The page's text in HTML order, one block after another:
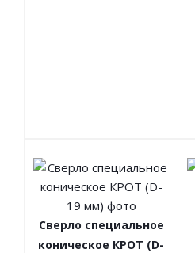
Сверло специальное
коническое КРОТ (D-